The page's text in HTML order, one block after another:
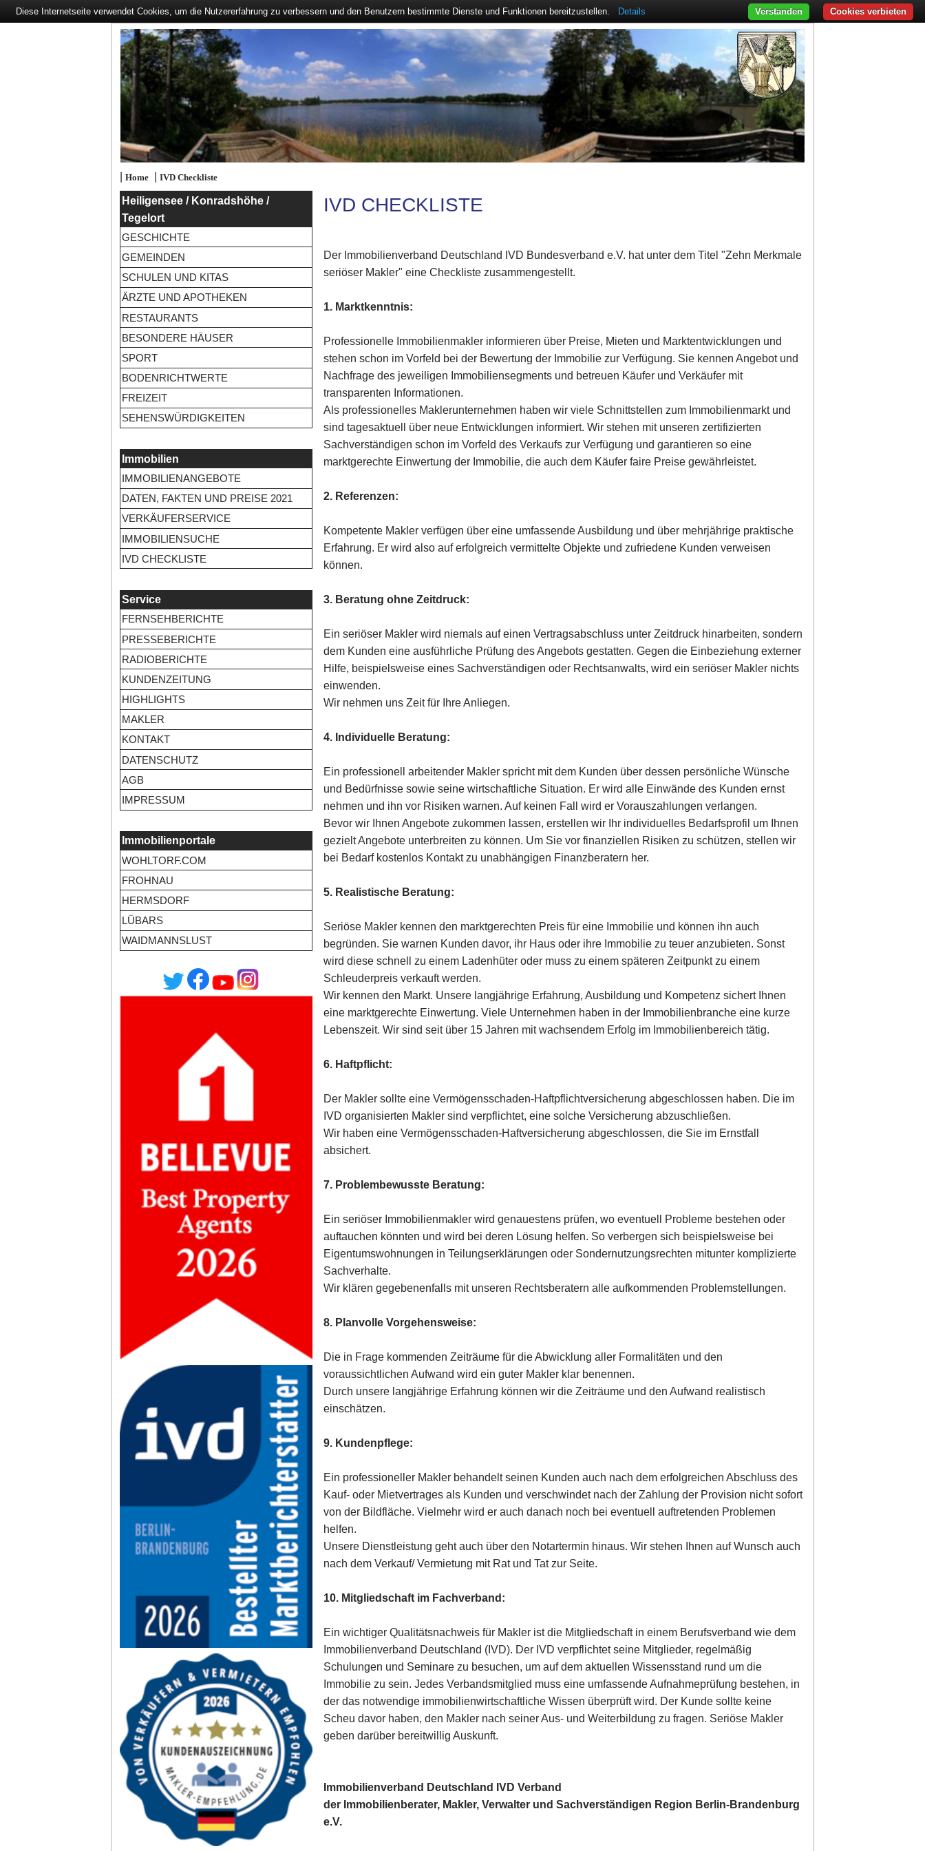
| Home| IVD Checkliste
Heiligensee / Konradshöhe /
Tegelort
GESCHICHTE
GEMEINDEN
SCHULEN UND KITAS
ÄRZTE UND APOTHEKEN
RESTAURANTS
BESONDERE HÄUSER
SPORT
BODENRICHTWERTE
FREIZEIT
SEHENSWÜRDIGKEITEN
Immobilien
IMMOBILIENANGEBOTE
DATEN, FAKTEN UND PREISE 2021
VERKÄUFERSERVICE
IMMOBILIENSUCHE
IVD CHECKLISTE
Service
FERNSEHBERICHTE
PRESSEBERICHTE
RADIOBERICHTE
KUNDENZEITUNG
HIGHLIGHTS
MAKLER
KONTAKT
DATENSCHUTZ
AGB
IMPRESSUM
Immobilienportale
WOHLTORF.COM
FROHNAU
HERMSDORF
LÜBARS
WAIDMANNSLUST
IVD CHECKLISTE
Der Immobilienverband Deutschland IVD Bundesverband e.V. hat unter dem Titel "Zehn Merkmale
seriöser Makler" eine Checkliste zusammengestellt.
1. Marktkenntnis:
Professionelle Immobilienmakler informieren über Preise, Mieten und Marktentwicklungen und
stehen schon im Vorfeld bei der Bewertung der Immobilie zur Verfügung. Sie kennen Angebot und
Nachfrage des jeweiligen Immobiliensegments und betreuen Käufer und Verkäufer mit
transparenten Informationen.
Als professionelles Maklerunternehmen haben wir viele Schnittstellen zum Immobilienmarkt und
sind tagesaktuell über neue Entwicklungen informiert. Wir stehen mit unseren zertifizierten
Sachverständigen schon im Vorfeld des Verkaufs zur Verfügung und garantieren so eine
marktgerechte Einwertung der Immobilie, die auch dem Käufer faire Preise gewährleistet.
2. Referenzen:
Kompetente Makler verfügen über eine umfassende Ausbildung und über mehrjährige praktische
Erfahrung. Er wird also auf erfolgreich vermittelte Objekte und zufriedene Kunden verweisen
können.
3. Beratung ohne Zeitdruck:
Ein seriöser Makler wird niemals auf einen Vertragsabschluss unter Zeitdruck hinarbeiten, sondern
dem Kunden eine ausführliche Prüfung des Angebots gestatten. Gegen die Einbeziehung externer
Hilfe, beispielsweise eines Sachverständigen oder Rechtsanwalts, wird ein seriöser Makler nichts
einwenden.
Wir nehmen uns Zeit für Ihre Anliegen.
4. Individuelle Beratung:
Ein professionell arbeitender Makler spricht mit dem Kunden über dessen persönliche Wünsche
und Bedürfnisse sowie seine wirtschaftliche Situation. Er wird alle Einwände des Kunden ernst
nehmen und ihn vor Risiken warnen. Auf keinen Fall wird er Vorauszahlungen verlangen.
Bevor wir Ihnen Angebote zukommen lassen, erstellen wir Ihr individuelles Bedarfsprofil um Ihnen
gezielt Angebote unterbreiten zu können. Um Sie vor finanziellen Risiken zu schützen, stellen wir
bei Bedarf kostenlos Kontakt zu unabhängigen Finanzberatern her.
5. Realistische Beratung:
Seriöse Makler kennen den marktgerechten Preis für eine Immobilie und können ihn auch
begründen. Sie warnen Kunden davor, ihr Haus oder ihre Immobilie zu teuer anzubieten. Sonst
wird diese schnell zu einem Ladenhüter oder muss zu einem späteren Zeitpunkt zu einem
Schleuderpreis verkauft werden.
Wir kennen den Markt. Unsere langjährige Erfahrung, Ausbildung und Kompetenz sichert Ihnen
eine marktgerechte Einwertung. Viele Unternehmen haben in der Immobilienbranche eine kurze
Lebenszeit. Wir sind seit über 15 Jahren mit wachsendem Erfolg im Immobilienbereich tätig.
6. Haftpflicht:
Der Makler sollte eine Vermögensschaden-Haftpflichtversicherung abgeschlossen haben. Die im
IVD organisierten Makler sind verpflichtet, eine solche Versicherung abzuschließen.
Wir haben eine Vermögensschaden-Haftversicherung abgeschlossen, die Sie im Ernstfall
absichert.
7. Problembewusste Beratung:
Ein seriöser Immobilienmakler wird genauestens prüfen, wo eventuell Probleme bestehen oder
auftauchen könnten und wird bei deren Lösung helfen. So verbergen sich beispielsweise bei
Eigentumswohnungen in Teilungserklärungen oder Sondernutzungsrechten mitunter komplizierte
Sachverhalte.
Wir klären gegebenenfalls mit unseren Rechtsberatern alle aufkommenden Problemstellungen.
8. Planvolle Vorgehensweise:
Die in Frage kommenden Zeiträume für die Abwicklung aller Formalitäten und den
voraussichtlichen Aufwand wird ein guter Makler klar benennen.
Durch unsere langjährige Erfahrung können wir die Zeiträume und den Aufwand realistisch
einschätzen.
9. Kundenpflege:
Ein professioneller Makler behandelt seinen Kunden auch nach dem erfolgreichen Abschluss des
Kauf- oder Mietvertrages als Kunden und verschwindet nach der Zahlung der Provision nicht sofort
von der Bildfläche. Vielmehr wird er auch danach noch bei eventuell auftretenden Problemen
helfen.
Unsere Dienstleistung geht auch über den Notartermin hinaus. Wir stehen Ihnen auf Wunsch auch
nach dem Verkauf/ Vermietung mit Rat und Tat zur Seite.
10. Mitgliedschaft im Fachverband:
Ein wichtiger Qualitätsnachweis für Makler ist die Mitgliedschaft in einem Berufsverband wie dem
Immobilienverband Deutschland (IVD). Der IVD verpflichtet seine Mitglieder, regelmäßig
Schulungen und Seminare zu besuchen, um auf dem aktuellen Wissensstand rund um die
Immobilie zu sein. Jedes Verbandsmitglied muss eine umfassende Aufnahmeprüfung bestehen, in
der das notwendige immobilienwirtschaftliche Wissen überprüft wird. Der Kunde sollte keine
Scheu davor haben, den Makler nach seiner Aus- und Weiterbildung zu fragen. Seriöse Makler
geben darüber bereitwillig Auskunft.
Immobilienverband Deutschland IVD Verband
der Immobilienberater, Makler, Verwalter und Sachverständigen Region Berlin-Brandenburg
e.V.
Diese Internetseite verwendet Cookies, um die Nutzererfahrung zu verbessern und den Benutzern bestimmte Dienste und Funktionen bereitzustellen. Details Cookies verbieten
Verstanden